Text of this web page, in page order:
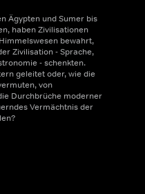
Ägypten und Sumer bis
haben Zivilisationen
bewahrt,
Zivilisation - Sprache,
- schenkten.
geleitet oder, wie die
von
Durchbrüche moderner
Vermächtnis der